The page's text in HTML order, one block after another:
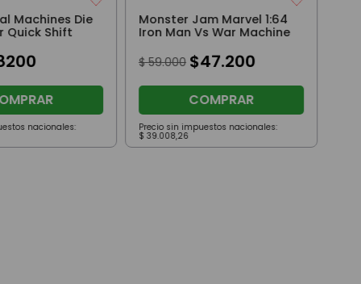
Machines Die
Cast Color Quick Shift
nacionales:
Monster Jam Marvel 1:64
Iron Man Vs War Machine
$ 59.000 $47.200
COMPRAR
Precio sin impuestos nacionales:
$ 39.008,26